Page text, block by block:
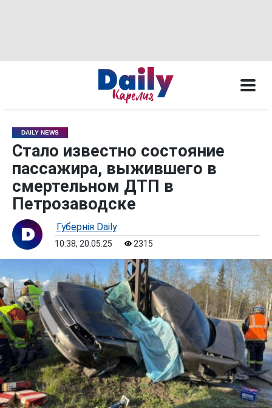
DAILY NEWS
Стало известно состояние
пассажира, выжившего в
смертельном ДТП в
Петрозаводске
Губернiя Daily
10:38, 20.05.25 2315